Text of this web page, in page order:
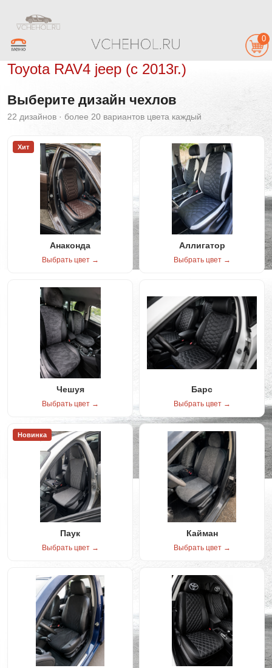
0
Toyota RAV4 jeep (с 2013г.)
Выберите дизайн чехлов
22 дизайнов · более 20 вариантов цвета каждый
Хит
Анаконда
Выбрать цвет →
Аллигатор
Выбрать цвет →
Чешуя
Выбрать цвет →
Барс
Выбрать цвет →
Новинка
Паук
Выбрать цвет →
Кайман
Выбрать цвет →